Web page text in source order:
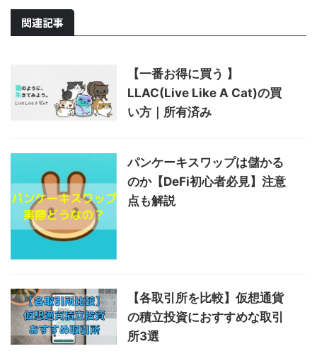
関連記事
【一番お得に買う 】
LLAC(Live Like A Cat)の買
い方｜所有済み
パンケーキスワップは儲かる
のか【DeFi初心者必見】注意
点も解説
【各取引所を比較】仮想通貨
の積立投資におすすめな取引
所3選